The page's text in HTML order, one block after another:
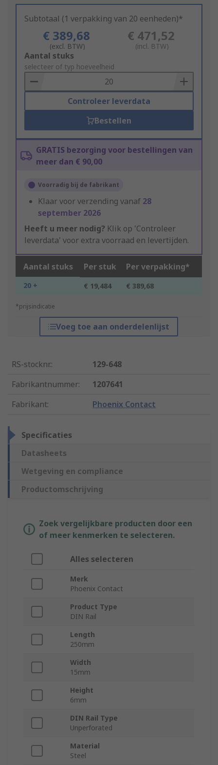
Subtotaal (1 verpakking van 20 eenheden)*
€ 389,68
(excl. BTW)
€ 471,52
(incl. BTW)
Add
to
Basket
Aantal stuks
selecteer of typ hoeveelheid
Controleer leverdata
Bestellen
GRATIS bezorging voor bestellingen van
meer dan € 90,00
Voorradig bij de fabrikant
Klaar voor verzending vanaf 28
september 2026
Heeft u meer nodig? Klik op 'Controleer
leverdata' voor extra voorraad en levertijden.
Aantal stuks Per stuk Per verpakking*
20 + € 19,484 € 389,68
*prijsindicatie
Voeg toe aan onderdelenlijst
RS-stocknr.:
129-648
Fabrikantnummer:
1207641
Fabrikant: Phoenix Contact
Specificaties
Datasheets
Wetgeving en compliance
Productomschrijving
Zoek vergelijkbare producten door een
of meer kenmerken te selecteren.
Alles selecteren
Merk
Phoenix Contact
Product Type
DIN Rail
Length
250mm
Width
15mm
Height
6mm
DIN Rail Type
Unperforated
Material
Steel